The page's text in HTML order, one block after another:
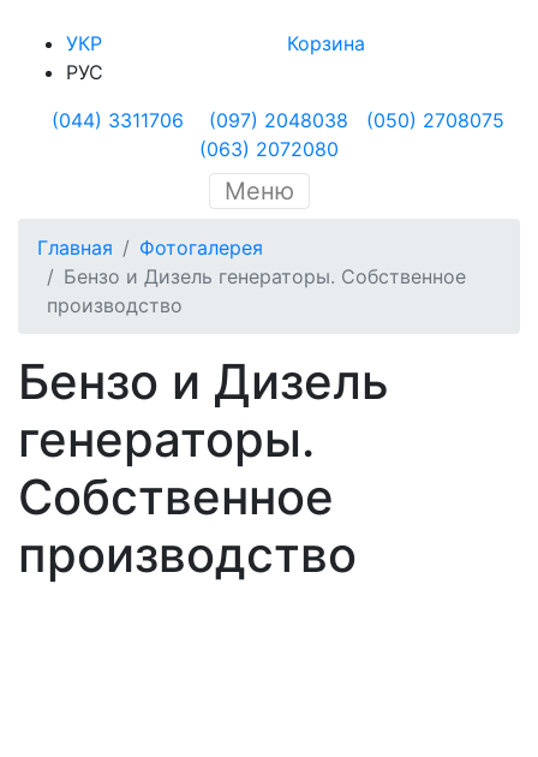
УКР
РУС
Корзина
(044) 3311706 (097) 2048038
(050) 2708075
(063) 2072080
Меню
Главная
Фотогалерея
Бензо и Дизель генераторы. Собственное
производство
Бензо и Дизель
генераторы.
Собственное
производство